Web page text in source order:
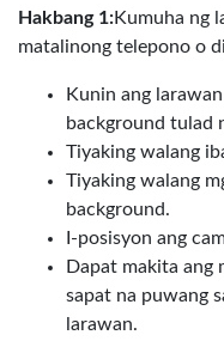
Hakbang 1:Kumuha ng
matalinong telepono o
Kunin ang
background tulad
Tiyaking walang
Tiyaking walang
background.
I-posisyon ang
Dapat makita ang
sapat na puwang
larawan.